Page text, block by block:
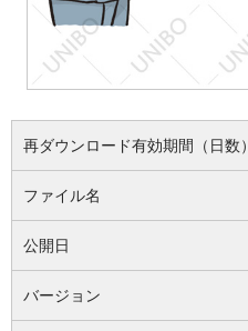
再ダウンロード有効期間（日数）
ファイル名
公開日
バージョン